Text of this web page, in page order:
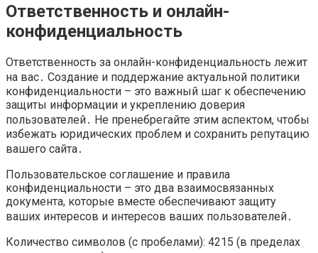
Ответственность и онлайн-
конфиденциальность
Ответственность за онлайн-конфиденциальность лежит
на вас․ Создание и поддержание актуальной политики
конфиденциальности – это важный шаг к обеспечению
защиты информации и укреплению доверия
пользователей․ Не пренебрегайте этим аспектом, чтобы
избежать юридических проблем и сохранить репутацию
вашего сайта․
Пользовательское соглашение и правила
конфиденциальности – это два взаимосвязанных
документа, которые вместе обеспечивают защиту
ваших интересов и интересов ваших пользователей․
Количество символов (с пробелами): 4215 (в пределах